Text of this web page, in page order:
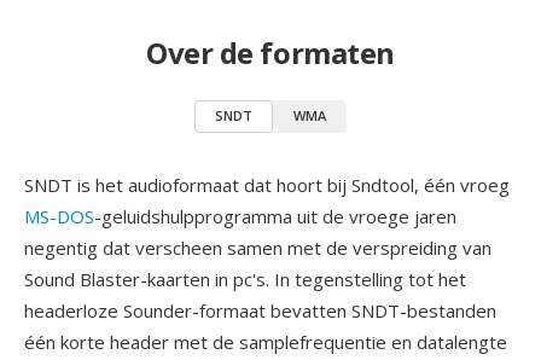
Over de formaten
SNDT WMA
SNDT is het audioformaat dat hoort bij Sndtool, één vroeg
MS-DOS-geluidshulpprogramma uit de vroege jaren
negentig dat verscheen samen met de verspreiding van
Sound Blaster-kaarten in pc's. In tegenstelling tot het
headerloze Sounder-formaat bevatten SNDT-bestanden
één korte header met de samplefrequentie en datalengte